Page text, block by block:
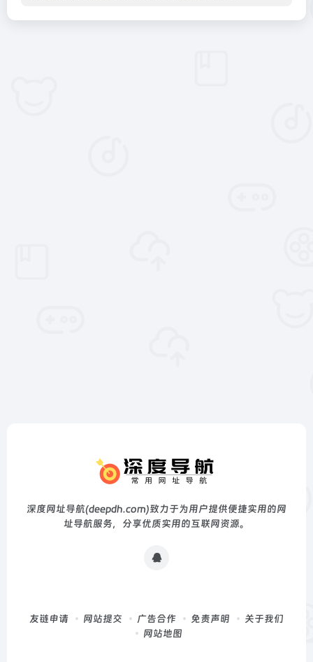
深度网址导航(deepdh.com)致力于为用户提供便捷实用的网
址导航服务，分享优质实用的互联网资源。
友链申请 网站提交 广告合作 免责声明
关于我们
网站地图